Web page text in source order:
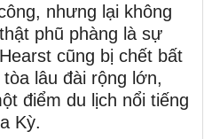
nhưng lại không
phũ phàng là sự
cũng bị chết bất
lâu đài rộng lớn,
điểm du lịch nổi tiếng
Kỳ.